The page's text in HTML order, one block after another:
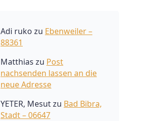
Adi ruko zu Ebenweiler –
88361
Matthias zu Post
nachsenden lassen an die
neue Adresse
YETER, Mesutzu Bad Bibra,
Stadt – 06647